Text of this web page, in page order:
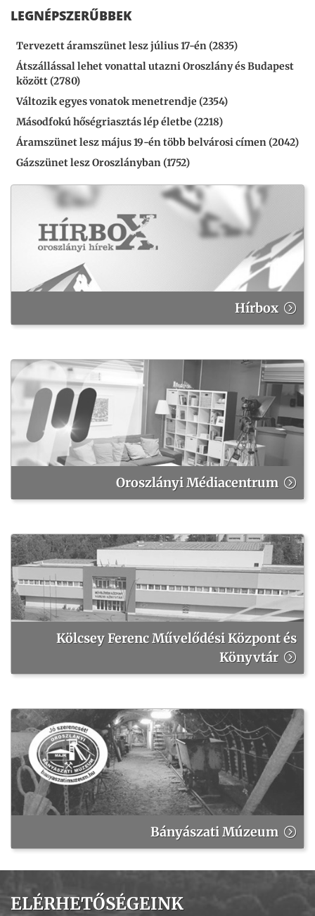
LEGNÉPSZERŰBBEK
Tervezett áramszünet lesz július 17-én (2835)
Átszállással lehet vonattal utazni Oroszlány és Budapest
között (2780)
Változik egyes vonatok menetrendje (2354)
Másodfokú hőségriasztás lép életbe (2218)
Áramszünet lesz május 19-én több belvárosi címen (2042)
Gázszünet lesz Oroszlányban (1752)
Hírbox
Oroszlányi Médiacentrum
Kölcsey Ferenc Művelődési Központ és
Könyvtár
Bányászati Múzeum
ELÉRHETŐSÉGEINK